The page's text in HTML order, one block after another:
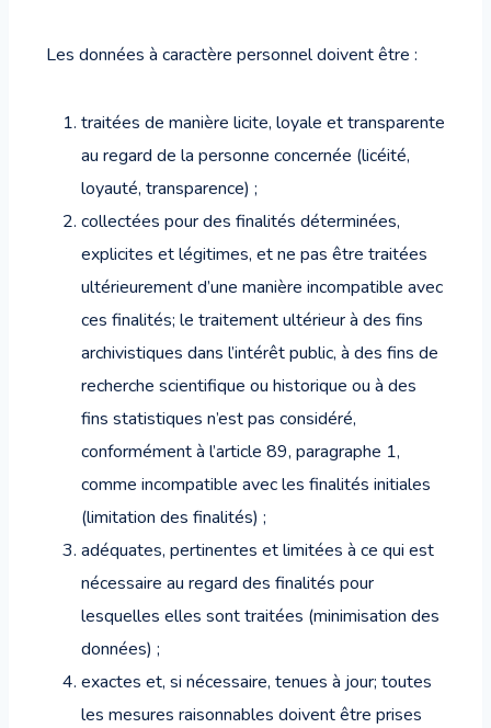
Les données à caractère personnel doivent être :
traitées de manière licite, loyale et transparente
au regard de la personne concernée (licéité,
loyauté, transparence) ;
collectées pour des finalités déterminées,
explicites et légitimes, et ne pas être traitées
ultérieurement d’une manière incompatible avec
ces finalités; le traitement ultérieur à des fins
archivistiques dans l’intérêt public, à des fins de
recherche scientifique ou historique ou à des
fins statistiques n’est pas considéré,
conformément à l’article 89, paragraphe 1,
comme incompatible avec les finalités initiales
(limitation des finalités) ;
adéquates, pertinentes et limitées à ce qui est
nécessaire au regard des finalités pour
lesquelles elles sont traitées (minimisation des
données) ;
exactes et, si nécessaire, tenues à jour; toutes
les mesures raisonnables doivent être prises